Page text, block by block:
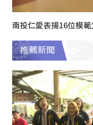
南投仁愛表揚16位模
推薦新聞